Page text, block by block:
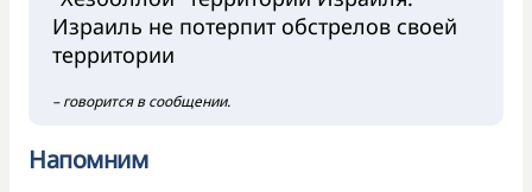
Израиль не потерпит обстрелов своей
территории
– говорится в сообщении.
Напомним